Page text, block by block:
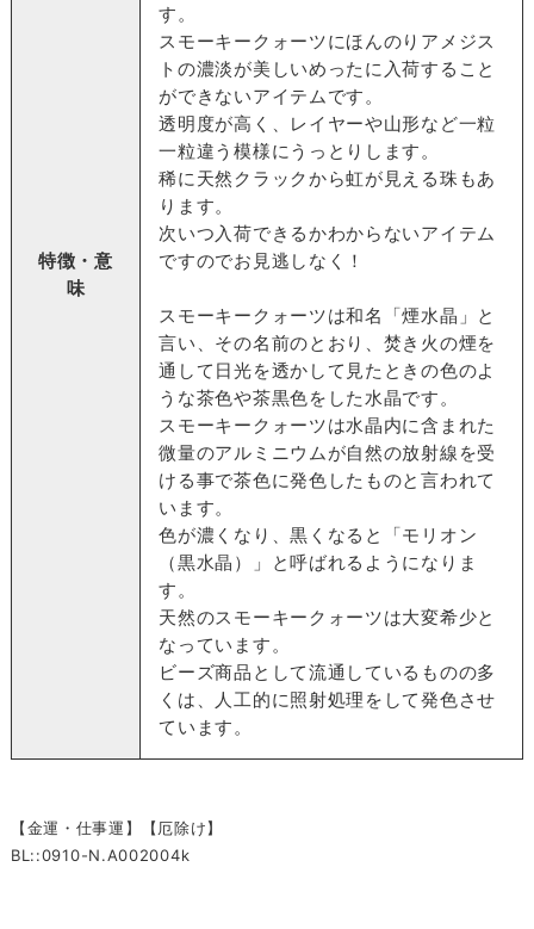
特徴・意
味
す。
スモーキークォーツにほんのりアメジス
トの濃淡が美しいめったに入荷すること
ができないアイテムです。
透明度が高く、レイヤーや山形など一粒
一粒違う模様にうっとりします。
稀に天然クラックから虹が見える珠もあ
ります。
次いつ入荷できるかわからないアイテム
ですのでお見逃しなく！
スモーキークォーツは和名「煙水晶」と
言い、その名前のとおり、焚き火の煙を
通して日光を透かして見たときの色のよ
うな茶色や茶黒色をした水晶です。
スモーキークォーツは水晶内に含まれた
微量のアルミニウムが自然の放射線を受
ける事で茶色に発色したものと言われて
います。
色が濃くなり、黒くなると「モリオン
（黒水晶）」と呼ばれるようになりま
す。
天然のスモーキークォーツは大変希少と
なっています。
ビーズ商品として流通しているものの多
くは、人工的に照射処理をして発色させ
ています。
【金運・仕事運】【厄除け】
BL::0910-N.A002004k